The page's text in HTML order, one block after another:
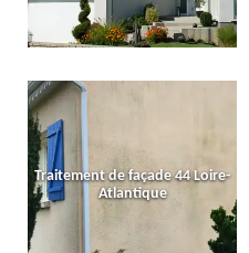
Traitement de façade 44 Loire-
Atlantique